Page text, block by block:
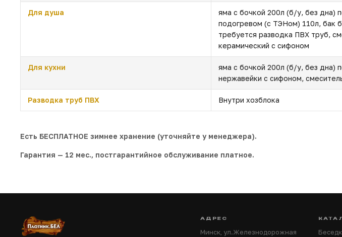
Для душа
яма с бочкой 200л (б/у, без дна)
подогревом (с ТЭНом) 110л, бак
требуется разводка ПВХ труб,
керамический с сифоном
Для кухни
яма с бочкой 200л (б/у, без дна)
нержавейки с сифоном,
Разводка труб ПВХ Внутри хозблока
Есть БЕСПЛАТНОЕ зимнее хранение (уточняйте у менеджера).
Гарантия — 12 мес., постгарантийное обслуживание платное.
АДРЕС
Минск, ул.Железнодорожная